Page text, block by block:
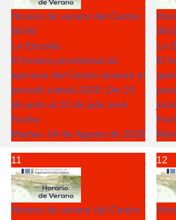
Horario de verano del Centro
08:00
La Escuela
El horario provisional de
apertura del Centro durante el
periodo estival 2026: Del 15
de junio al 10 de julio será
Fecha :
Martes, 04 de Agosto de 2026
La
El
11
Horario de verano del Centro
12